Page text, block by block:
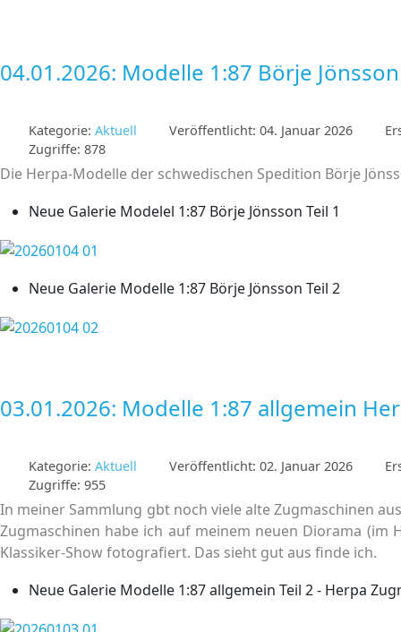
04.01.2026: Modelle 1:87 Börje Jönsson
Kategorie: Aktuell Veröffentlicht: 04. Januar 2026
Zugriffe: 878
Die Herpa-Modelle der schwedischen Spedition Börje
Neue Galerie Modelel 1:87 Börje Jönsson Teil 1
Neue Galerie Modelle 1:87 Börje Jönsson Teil 2
03.01.2026: Modelle 1:87 allgemein
Kategorie: Aktuell Veröffentlicht: 02. Januar 2026
Zugriffe: 955
In meiner Sammlung gbt noch viele alte Zugmaschinen
Zugmaschinen habe ich auf meinem neuen Diorama
Klassiker-Show fotografiert. Das sieht gut aus finde ich.
Neue Galerie Modelle 1:87 allgemein Teil 2 - Herpa